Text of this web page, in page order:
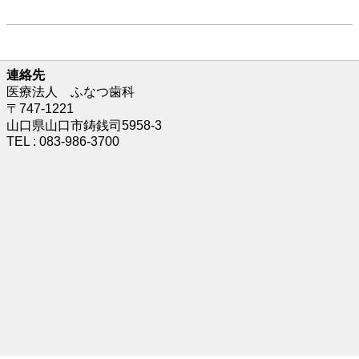
連絡先
医療法人 ふなつ歯科
〒747-1221
山口県山口市鋳銭司5958-3
TEL : 083-986-3700